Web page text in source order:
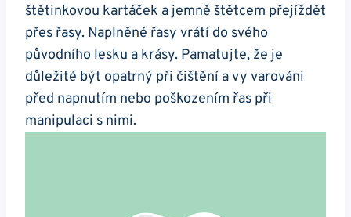
štětinkovou kartáček a jemně štětcem přejíždět
přes řasy. Naplněné řasy vrátí do svého
původního lesku a krásy. Pamatujte, že je
důležité být opatrný při čištění a vy varováni
před napnutím nebo poškozením řas při
manipulaci s nimi.